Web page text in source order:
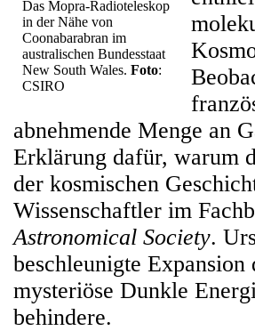
Das Mopra-Radioteleskop
in der Nähe von
Coonabarabran im
australischen Bundesstaat
New South Wales. Foto:
CSIRO
abnehmende Menge an
Erklärung dafür, warum
der kosmischen
Wissenschaftler im
Astronomical Society.
beschleunigte
mysteriöse Dunkle
behindere.